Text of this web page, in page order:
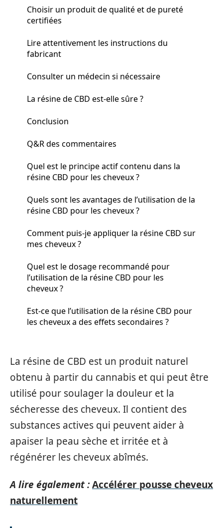
Choisir un produit de qualité et de pureté
certifiées
Lire attentivement les instructions du
fabricant
Consulter un médecin si nécessaire
La résine de CBD est-elle sûre ?
Conclusion
Q&R des commentaires
Quel est le principe actif contenu dans la
résine CBD pour les cheveux ?
Quels sont les avantages de l’utilisation de la
résine CBD pour les cheveux ?
Comment puis-je appliquer la résine CBD sur
mes cheveux ?
Quel est le dosage recommandé pour
l’utilisation de la résine CBD pour les
cheveux ?
Est-ce que l’utilisation de la résine CBD pour
les cheveux a des effets secondaires ?
La résine de CBD est un produit naturel
obtenu à partir du cannabis et qui peut être
utilisé pour soulager la douleur et la
sécheresse des cheveux. Il contient des
substances actives qui peuvent aider à
apaiser la peau sèche et irritée et à
régénérer les cheveux abîmés.
A lire également :Accélérer pousse cheveux
naturellement